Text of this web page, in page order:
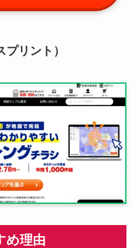
リント）
め理由